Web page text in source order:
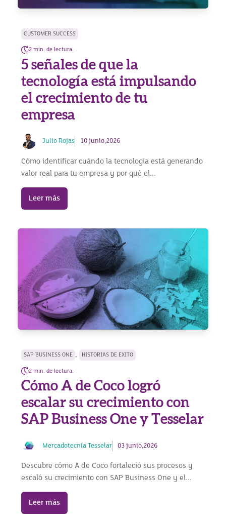
CUSTOMER SUCCESS
2 min. de lectura.
5 señales de que la
tecnología está impulsando
el crecimiento de tu
empresa
Julio Rojas 10 junio,2026
Cómo identificar cuándo la tecnología está generando
valor real para tu empresa y por qué el...
Leer más
SAP BUSINESS ONE , HISTORIAS DE EXITO
2 min. de lectura.
Cómo A de Coco logró
escalar su crecimiento con
SAP Business One y Tesselar
Mercadotecnia Tesselar 03 junio,2026
Descubre cómo A de Coco fortaleció sus procesos y
escaló su crecimiento con SAP Business One y el...
Leer más